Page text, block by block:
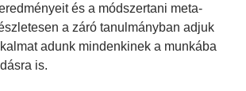
és a módszertani meta-
a záró tanulmányban adjuk
adunk mindenkinek a munkába
is.